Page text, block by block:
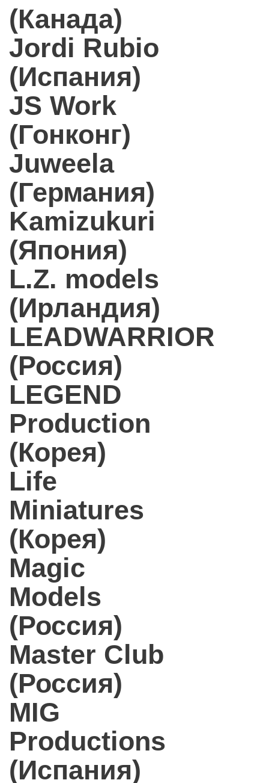
(Канада)
Jordi Rubio
(Испания)
JS Work
(Гонконг)
Juweela
(Германия)
Kamizukuri
(Япония)
L.Z. models
(Ирландия)
LEADWARRIOR
(Россия)
LEGEND
Production
(Корея)
Life
Miniatures
(Корея)
Magic
Models
(Россия)
Master Club
(Россия)
MIG
Productions
(Испания)